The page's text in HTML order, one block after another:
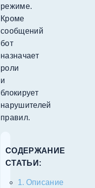
режиме.
Кроме
сообщений
бот
назначает
роли
и
блокирует
нарушителей
правил.
СОДЕРЖАНИЕ
СТАТЬИ:
Описание